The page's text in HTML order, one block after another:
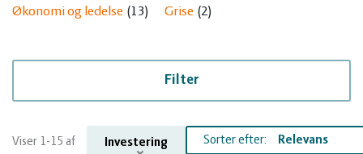
Kvæg
Planter
Økonomi og ledelse 13 Grise 2
Filter
Viser 1-15 af
Investering Sorter efter: